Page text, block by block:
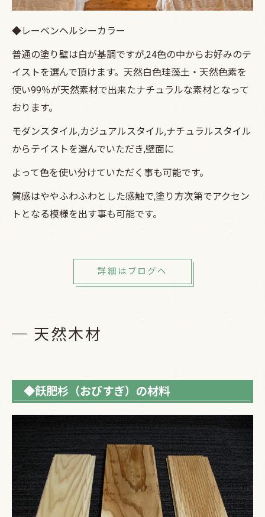
◆レーベンヘルシーカラー
普通の塗り壁は白が基調ですが,24色の中からお好みのテ
イストを選んで頂けます。天然白色珪藻土・天然色素を
使い99％が天然素材で出来たナチュラルな素材となって
おります。
モダンスタイル,カジュアルスタイル,ナチュラルスタイル
からテイストを選んでいただき,壁面に
よって色を使い分けていただく事も可能です。
質感はややふわふわとした感触で,塗り方次第でアクセン
トとなる模様を出す事も可能です。
詳細はブログへ
天然木材
◆飫肥杉（おびすぎ）の材料